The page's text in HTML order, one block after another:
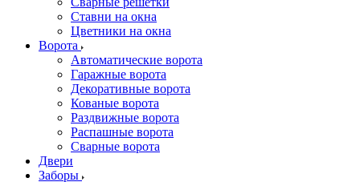
Ставни на окна
Цветники на окна
Ворота
Автоматические ворота
Гаражные ворота
Декоративные ворота
Кованые ворота
Раздвижные ворота
Распашные ворота
Сварные ворота
Двери
Заборы